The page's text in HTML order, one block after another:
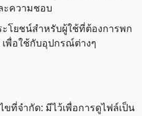
ะความชอบ
ะโยชน์สำหรับผู้ใช้ที่ต้องการพก
พื่อใช้กับอุปกรณ์ต่างๆ
ที่จำกัด: มีไว้เพื่อการดูไฟล์เป็น